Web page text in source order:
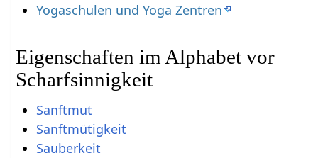
Yogaschulen und Yoga Zentren
Eigenschaften im Alphabet vor
Scharfsinnigkeit
Sanftmut
Sanftmütigkeit
Sauberkeit